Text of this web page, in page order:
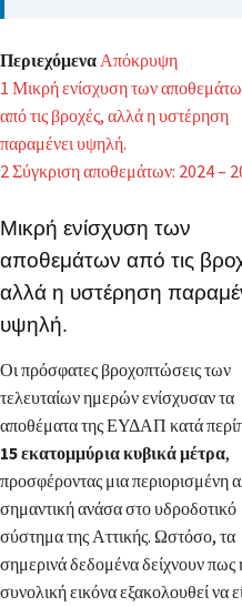
ΠεριεχόμεναΑπόκρυψη
1 Μικρή ενίσχυση των
από τις βροχές, αλλά η υστέρηση
παραμένει υψηλή.
2Σύγκριση αποθεμάτων: 2024 –
Μικρή ενίσχυση των
αποθεμάτων από τις
αλλά η υστέρηση
υψηλή.
Οι πρόσφατες βροχοπτώσεις των
τελευταίων ημερών ενίσχυσαν τα
αποθέματα της ΕΥΔΑΠ κατά
15 εκατομμύρια κυβικά μέτρα,
προσφέροντας μια περιορισμένη
σημαντική ανάσα στο υδροδοτικό
σύστημα της Αττικής. Ωστόσο, τα
σημερινά δεδομένα δείχνουν πως
συνολική εικόνα εξακολουθεί να